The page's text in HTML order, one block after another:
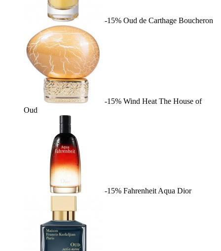
-15% Oud de Carthage Boucheron
-15% Wind Heat The House of
Oud
-15% Fahrenheit Aqua Dior